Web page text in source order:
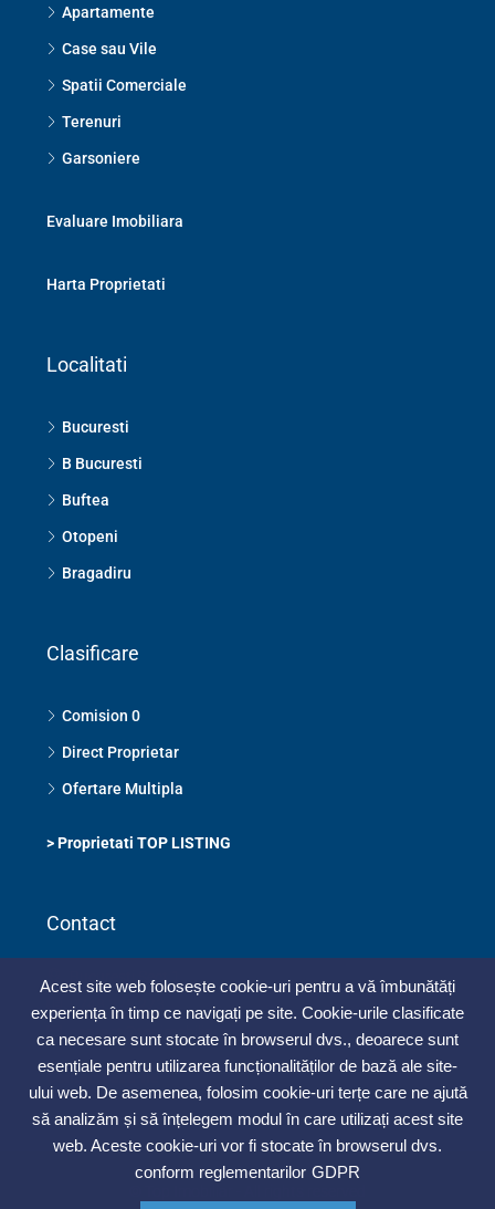
Acest site web folosește cookie-uri pentru a vă îmbunătăți
experiența în timp ce navigați pe site. Cookie-urile clasificate
ca necesare sunt stocate în browserul dvs., deoarece sunt
esențiale pentru utilizarea funcționalităților de bază ale site-
ului web. De asemenea, folosim cookie-uri terțe care ne ajută
să analizăm și să înțelegem modul în care utilizați acest site
web. Aceste cookie-uri vor fi stocate în browserul dvs.
conform reglementarilor GDPR
Apartamente
Case sau Vile
Spatii Comerciale
Terenuri
Garsoniere
Evaluare Imobiliara
Harta Proprietati
Localitati
Bucuresti
B Bucuresti
Buftea
Otopeni
Bragadiru
Clasificare
Comision 0
Direct Proprietar
Ofertare Multipla
>Proprietati TOP LISTING
Contact
Bucuresti Sect 1
0748 325 273
contact@topimobiliar.ro
Contacteaza-ne